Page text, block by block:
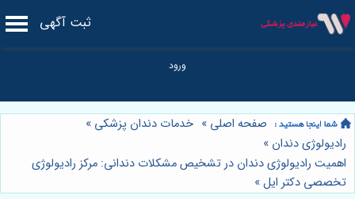
ثبت آگهی
صفحه اصلی » خدمات دندان پزشکی »
رادیولوژی دندان »
اهمیت رادیولوژی دندان در تشخیص مشکلات دندانی: مرکز رادیولوژی
تخصصی دکتر ایل»